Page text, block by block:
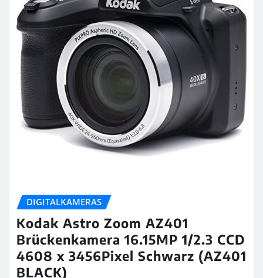
DIGITALKAMERAS
Kodak Astro Zoom AZ401
Brückenkamera 16.15MP 1/2.3 CCD
4608 x 3456Pixel Schwarz (AZ401
BLACK)